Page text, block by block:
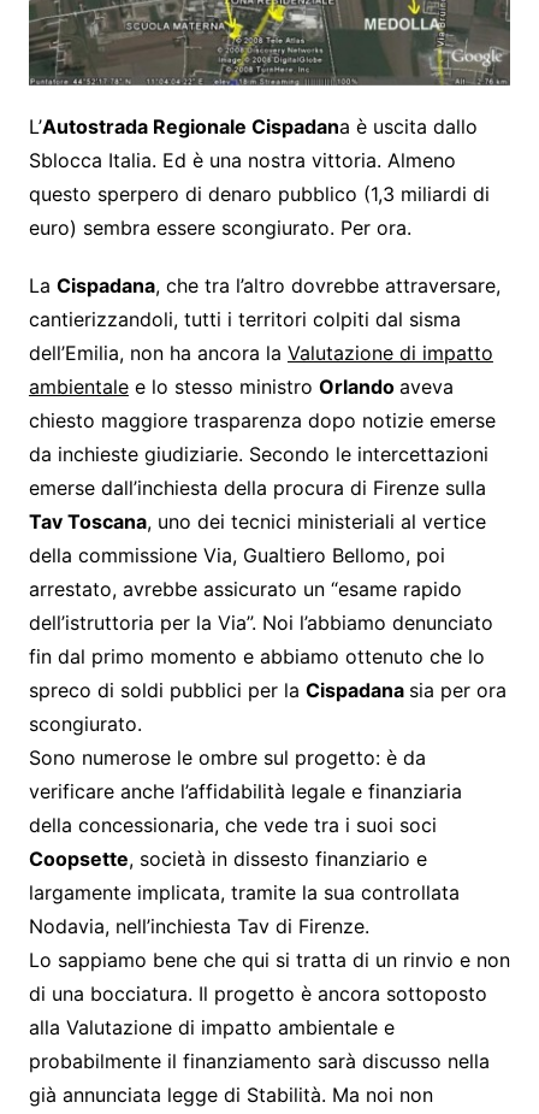
L’Autostrada Regionale Cispadana è uscita dallo
Sblocca Italia. Ed è una nostra vittoria. Almeno
questo sperpero di denaro pubblico (1,3 miliardi di
euro) sembra essere scongiurato. Per ora.
La Cispadana, che tra l’altro dovrebbe attraversare,
cantierizzandoli, tutti i territori colpiti dal sisma
dell’Emilia, non ha ancora la Valutazione di impatto
ambientalee lo stesso ministro Orlando aveva
chiesto maggiore trasparenza dopo notizie emerse
da inchieste giudiziarie. Secondo le intercettazioni
emerse dall’inchiesta della procura di Firenze sulla
Tav Toscana, uno dei tecnici ministeriali al vertice
della commissione Via, Gualtiero Bellomo, poi
arrestato, avrebbe assicurato un “esame rapido
dell’istruttoria per la Via”. Noi l’abbiamo denunciato
fin dal primo momento e abbiamo ottenuto che lo
spreco di soldi pubblici per la Cispadana sia per ora
scongiurato.
Sono numerose le ombre sul progetto: è da
verificare anche l’affidabilità legale e finanziaria
della concessionaria, che vede tra i suoi soci
Coopsette, società in dissesto finanziario e
largamente implicata, tramite la sua controllata
Nodavia, nell’inchiesta Tav di Firenze.
Lo sappiamo bene che qui si tratta di un rinvio e non
di una bocciatura. Il progetto è ancora sottoposto
alla Valutazione di impatto ambientale e
probabilmente il finanziamento sarà discusso nella
già annunciata legge di Stabilità. Ma noi non